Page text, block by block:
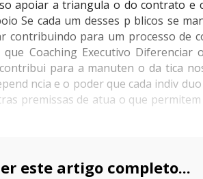
apoiar a triangula o do contrato
Se cada um desses p blicos se
contribuindo para um processo de
Coaching Executivo Diferenciar
para a manuten o da tica
ncia e o poder que cada indiv
premissas de atua o que
este artigo completo...